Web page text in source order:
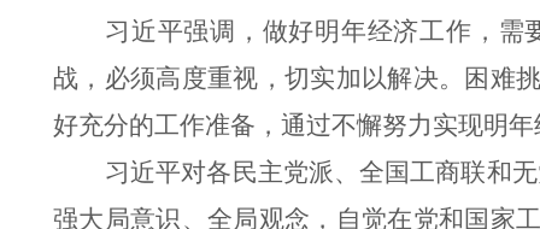
习近平强调，做好明年经济工作，
战，必须高度重视，切实加以解决。困难
好充分的工作准备，通过不懈努力实现明
习近平对各民主党派、全国工商联和
强大局意识、全局观念，自觉在党和国家